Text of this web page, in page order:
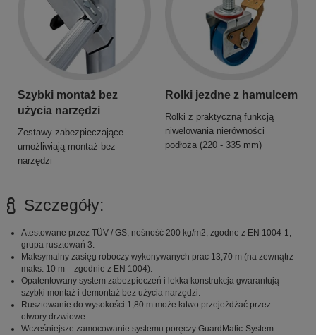
Szybki montaż bez
użycia narzędzi
Zestawy zabezpieczające
umożliwiają montaż bez
narzędzi
Rolki jezdne z hamulcem
Rolki z praktyczną funkcją
niwelowania nierówności
podłoża (220 - 335 mm)
Szczegóły:
Atestowane przez TÜV / GS, nośność 200 kg/m2, zgodne z EN 1004-1,
grupa rusztowań 3.
Maksymalny zasięg roboczy wykonywanych prac 13,70 m (na zewnątrz
maks. 10 m – zgodnie z EN 1004).
Opatentowany system zabezpieczeń i lekka konstrukcja gwarantują
szybki montaż i demontaż bez użycia narzędzi.
Rusztowanie do wysokości 1,80 m może łatwo przejeżdżać przez
otwory drzwiowe
Wcześniejsze zamocowanie systemu poręczy GuardMatic-System